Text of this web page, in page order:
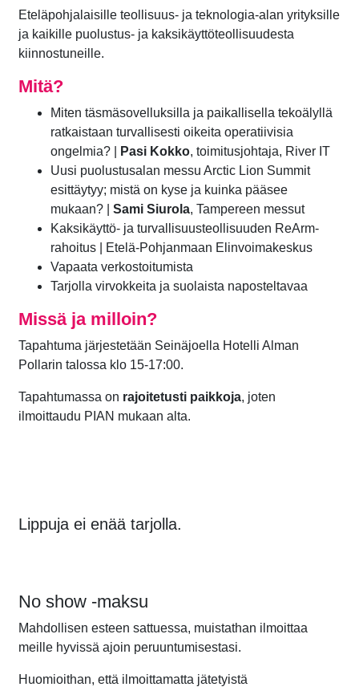
Eteläpohjalaisille teollisuus- ja teknologia-alan yrityksille
ja kaikille puolustus- ja kaksikäyttöteollisuudesta
kiinnostuneille.
Mitä?
Miten täsmäsovelluksilla ja paikallisella tekoälyllä
ratkaistaan turvallisesti oikeita operatiivisia
ongelmia? |
Pasi Kokko, toimitusjohtaja, River IT
Uusi puolustusalan messu Arctic Lion Summit
esittäytyy; mistä on kyse ja kuinka pääsee
mukaan? | Sami Siurola, Tampereen messut
Kaksikäyttö- ja turvallisuusteollisuuden ReArm-
rahoitus | Etelä-Pohjanmaan Elinvoimakeskus
Vapaata verkostoitumista
Tarjolla virvokkeita ja suolaista naposteltavaa
Missä ja milloin?
Tapahtuma järjestetään Seinäjoella Hotelli Alman
Pollarin talossa klo 15-17:00.
Tapahtumassa on rajoitetusti paikkoja, joten
ilmoittaudu PIAN mukaan alta.
Lippuja ei enää tarjolla.
No show -maksu
Mahdollisen esteen sattuessa, muistathan ilmoittaa
meille hyvissä ajoin peruuntumisestasi.
Huomioithan, että ilmoittamatta jätetyistä